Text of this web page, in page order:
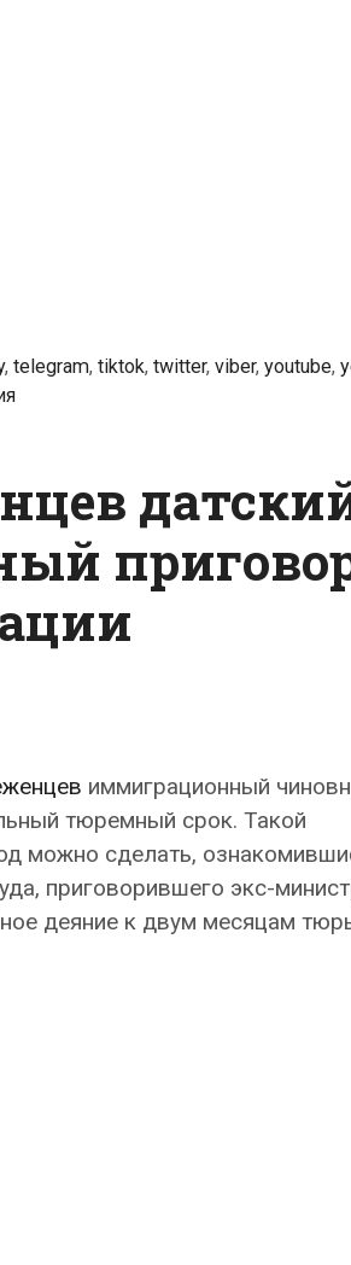
, telegram, tiktok, twitter, viber, youtube,
иммиграционный
тюремный срок. Такой
можно сделать,
приговорившего экс-
деяние к двум месяцам